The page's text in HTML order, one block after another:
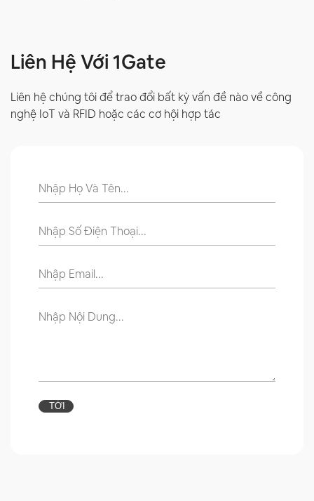
Liên Hệ Với 1Gate
Liên hệ chúng tôi để trao đổi bất kỳ vấn đề nào về công
nghệ IoT và RFID hoặc các cơ hội hợp tác
TỚI